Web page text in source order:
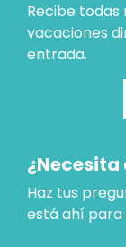
Recibe todas
vacaciones
entrada.
¿Necesita
Haz tus
está ahí para